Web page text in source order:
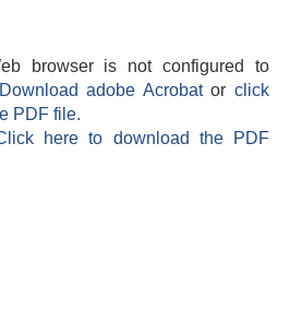
browser is not configured to
Download adobe Acrobatorclick
PDF file.
here to download the PDF